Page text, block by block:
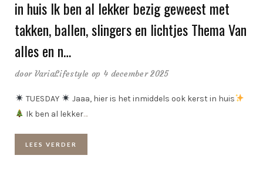
in huis Ik ben al lekker bezig geweest met
takken, ballen, slingers en lichtjes Thema Van
alles en n…
door VariaLifestyle op 4 december 2025
TUESDAY
Jaaa, hier is het inmiddels ook kerst in huis
Ik ben al lekker…
LEES VERDER